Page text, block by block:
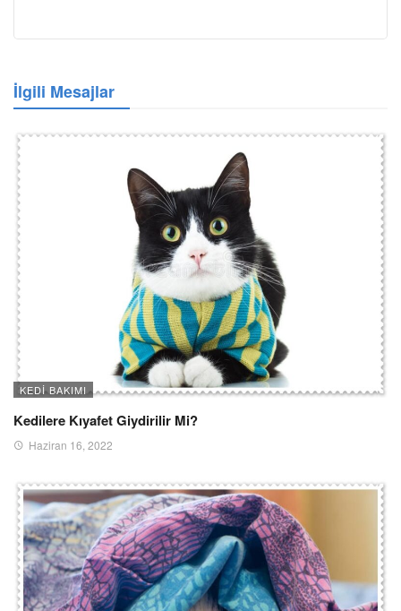
İlgili Mesajlar
KEDI BAKIMI
Kedilere Kıyafet Giydirilir Mi?
Haziran 16, 2022